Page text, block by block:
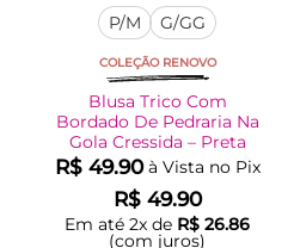
P/M G/GG
COLEÇÃO RENOVO
Blusa Trico Com
Bordado De Pedraria Na
Gola Cressida – Preta
R$49.90 à Vista no Pix
R$49.90
Em até 2x de R$ 26.86
(com juros)